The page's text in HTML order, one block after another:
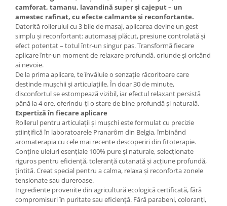
Mary & May
COSRX
BIODANCE
OOTD
Cettua
Haruharu Wonder
Medicube
ARIUL
Dr. Althea
DELLA BORN
Seleniu
Seminte de in
Silimarina
Spirulina
Ulei de cocos
Ulei de peste
Ulei MCT
Vitamina A
Vitamina B
Vitamina C
Vitamina D
Vitamina E
Vitamina K
camforat, tamanu, lavandină super și cajeput – un
amestec rafinat, cu efecte calmante și reconfortante.
Datorită rollerului cu 3 bile de masaj, aplicarea devine un gest
simplu și reconfortant: automasaj plăcut, presiune controlată și
efect potențat – totul într-un singur pas. Transformă fiecare
aplicare într-un moment de relaxare profundă, oriunde și oricând
ai nevoie.
De la prima aplicare, te învăluie o senzație răcoritoare care
destinde mușchii și articulațiile. În doar 30 de minute,
disconfortul se estompează vizibil, iar efectul relaxant persistă
până la 4 ore, oferindu-ți o stare de bine profundă și naturală.
Expertiză în fiecare aplicare
Rollerul pentru articulații și mușchi este formulat cu precizie
științifică în laboratoarele Pranarôm din Belgia, îmbinând
aromaterapia cu cele mai recente descoperiri din fitoterapie.
Conține uleiuri esențiale 100% pure și naturale, selecționate
riguros pentru eficiență, toleranță cutanată și acțiune profundă,
țintită. Creat special pentru a calma, relaxa și reconforta zonele
tensionate sau dureroase.
Ingrediente provenite din agricultură ecologică certificată, fără
compromisuri în puritate sau eficiență. Fără parabeni, coloranți,